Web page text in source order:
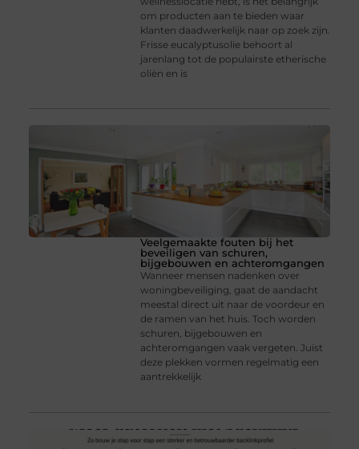
om producten aan te bieden waar
klanten daadwerkelijk naar op zoek zijn.
Frisse eucalyptusolie behoort al
jarenlang tot de populairste etherische
oliën en is
Veelgemaakte fouten bij het
beveiligen van schuren,
bijgebouwen en achteromgangen
Wanneer mensen nadenken over
woningbeveiliging, gaat de aandacht
meestal direct uit naar de voordeur en
de ramen van het huis. Toch worden
schuren, bijgebouwen en
achteromgangen vaak vergeten. Juist
deze plekken vormen regelmatig een
aantrekkelijk